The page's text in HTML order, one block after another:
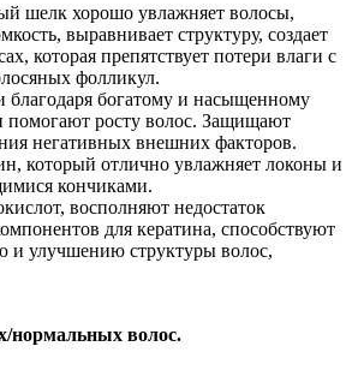
шелк хорошо увлажняет волосы,
выравнивает структуру, создает
которая препятствует потери влаги с
фолликул.
богатому и насыщенному
помогают росту волос. Защищают
негативных внешних факторов.
который отлично увлажняет локоны и
кончиками.
восполняют недостаток
для кератина, способствуют
и улучшению структуры волос,
нормальных волос.